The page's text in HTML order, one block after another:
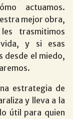
actuamos.
mejor obra,
trasmitimos
y si esas
desde el miedo,
estrategia de
y lleva a la
útil para quien